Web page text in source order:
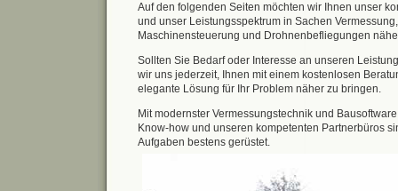
Auf den folgenden Seiten möchten wir Ihnen unser
und unser Leistungsspektrum in Sachen
Maschinensteuerung und Drohnenbefliegungen
Sollten Sie Bedarf oder Interesse an unseren
wir uns jederzeit, Ihnen mit einem kostenlosen
elegante Lösung für Ihr Problem näher zu bringen.
Mit modernster Vermessungstechnik und
Know-how und unseren kompetenten Partnerbüros
Aufgaben bestens gerüstet.